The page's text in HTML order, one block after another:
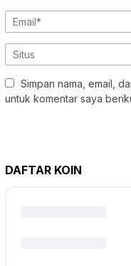
Simpan nama, email,
untuk komentar saya
DAFTAR KOIN